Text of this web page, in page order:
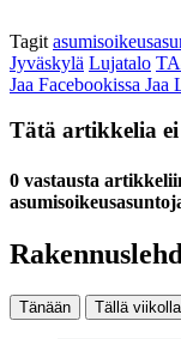
Tagit
Jyväskylä Lujatalo
Jaa Facebookissa Jaa
Tätä artikkelia
0 vastausta
Tänään Tällä viikolla